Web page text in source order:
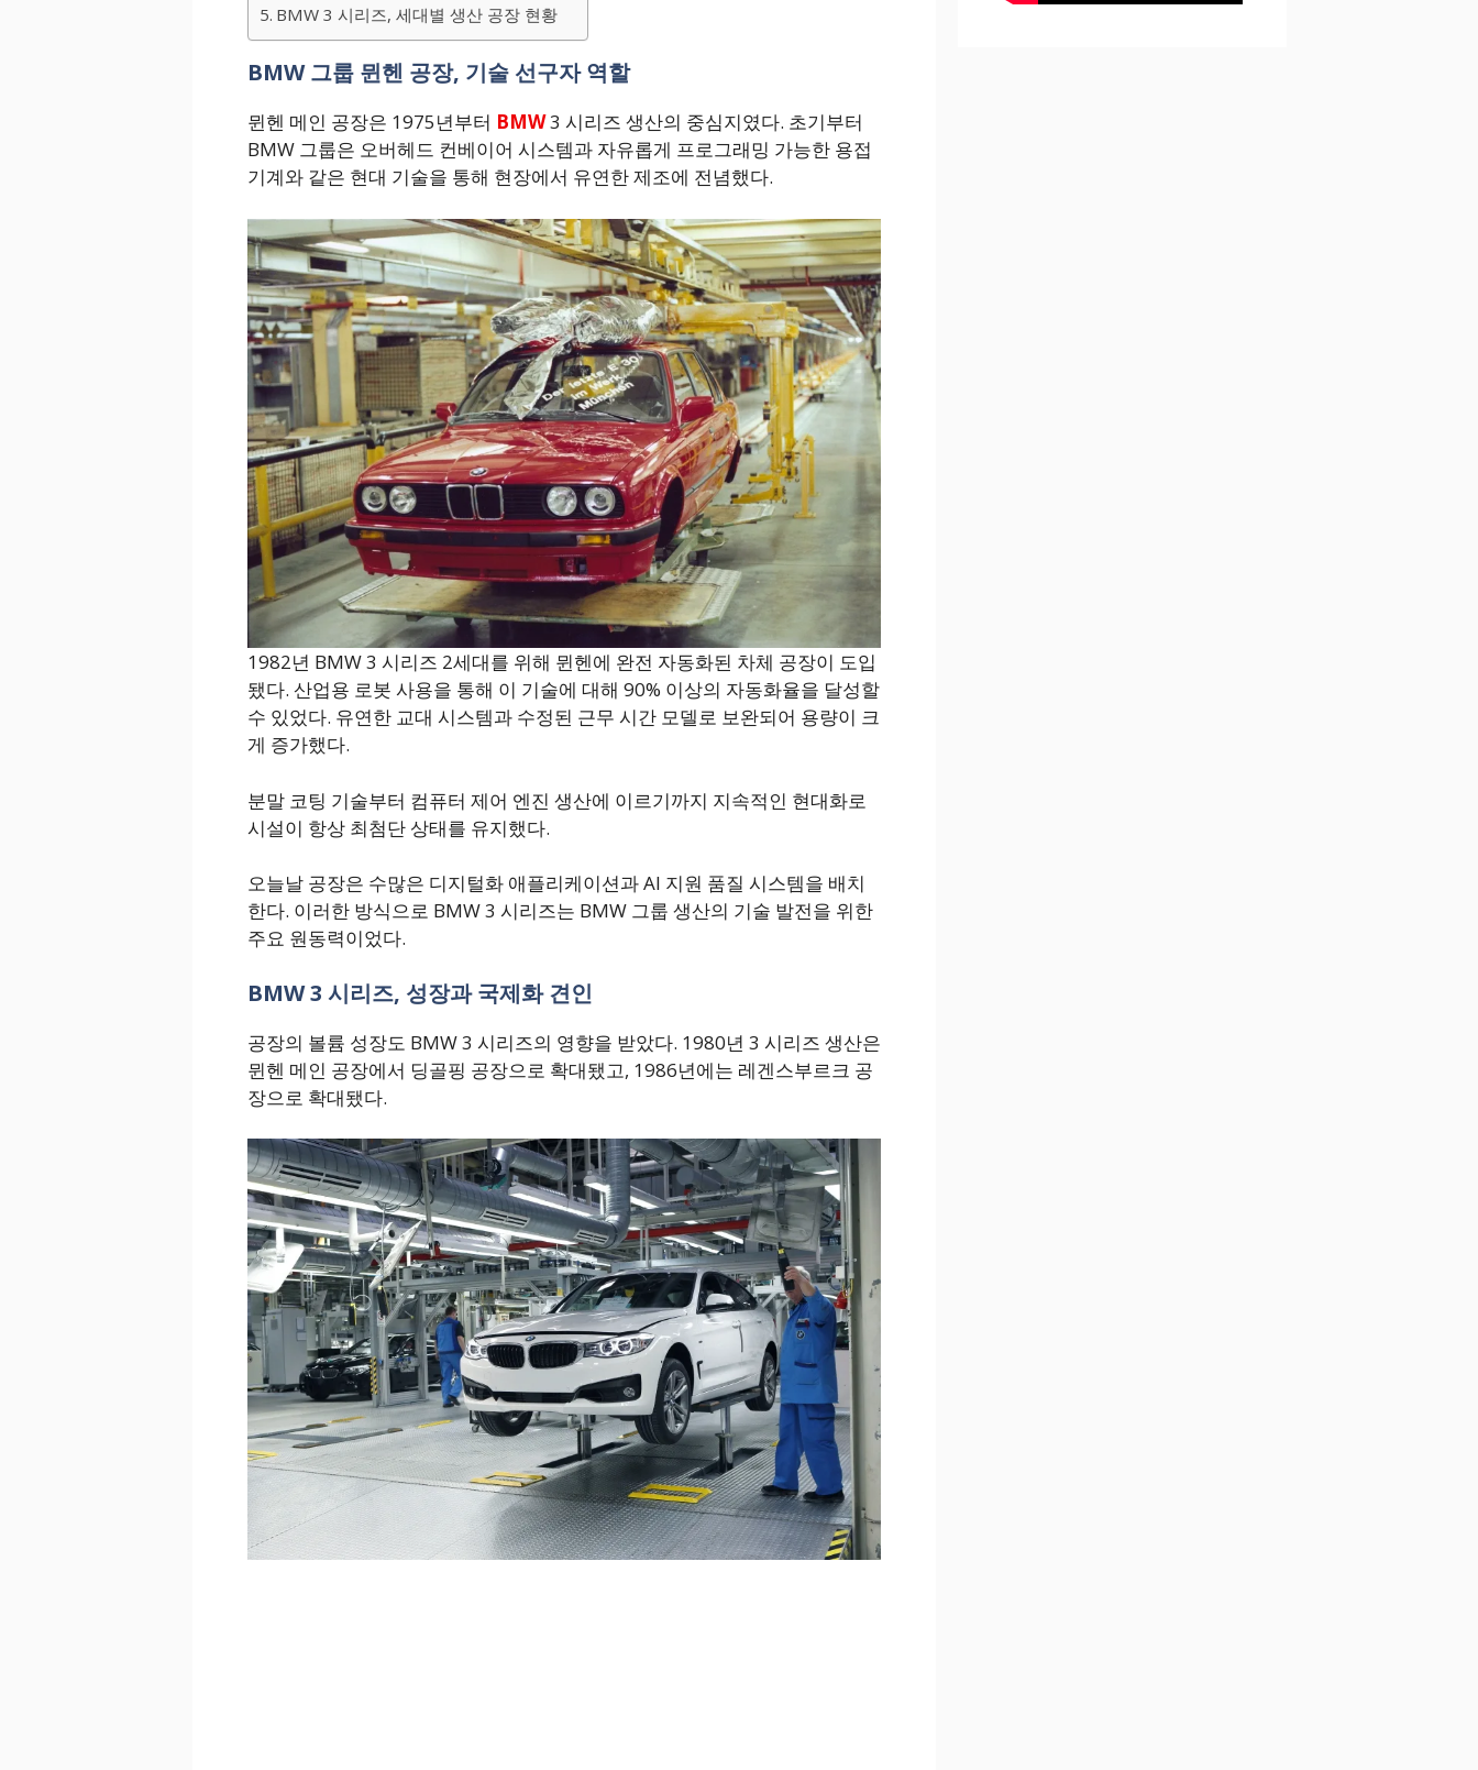
BMW 3 시리즈, 세대별 생산 공장 현황
BMW 그룹 뮌헨 공장, 기술 선구자 역할
뮌헨 메인 공장은 1975년부터 BMW3 시리즈 생산의 중심지였다. 초기부터
BMW 그룹은 오버헤드 컨베이어 시스템과 자유롭게 프로그래밍 가능한 용접
기계와 같은 현대 기술을 통해 현장에서 유연한 제조에 전념했다.
1982년 BMW 3 시리즈 2세대를 위해 뮌헨에 완전 자동화된 차체 공장이 도입
됐다. 산업용 로봇 사용을 통해 이 기술에 대해 90% 이상의 자동화율을 달성할
수 있었다. 유연한 교대 시스템과 수정된 근무 시간 모델로 보완되어 용량이 크
게 증가했다.
분말 코팅 기술부터 컴퓨터 제어 엔진 생산에 이르기까지 지속적인 현대화로
시설이 항상 최첨단 상태를 유지했다.
오늘날 공장은 수많은 디지털화 애플리케이션과 AI 지원 품질 시스템을 배치
한다. 이러한 방식으로 BMW 3 시리즈는 BMW 그룹 생산의 기술 발전을 위한
주요 원동력이었다.
BMW 3 시리즈, 성장과 국제화 견인
공장의 볼륨 성장도 BMW 3 시리즈의 영향을 받았다. 1980년 3 시리즈 생산은
뮌헨 메인 공장에서 딩골핑 공장으로 확대됐고, 1986년에는 레겐스부르크 공
장으로 확대됐다.